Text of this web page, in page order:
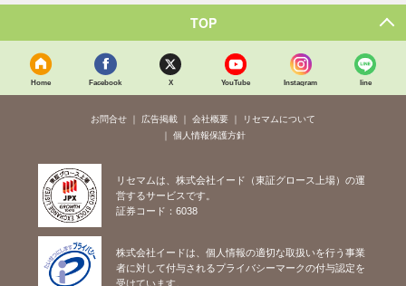
TOP
Home Facebook X YouTube Instagram line
お問合せ 広告掲載 会社概要
リセマムについて
個人情報保護方針
リセマムは、株式会社イード（東証グロース上場）の運
営するサービスです。
証券コード：6038
株式会社イードは、個人情報の適切な取扱いを行う事業
者に対して付与されるプライバシーマークの付与認定を
受けています。